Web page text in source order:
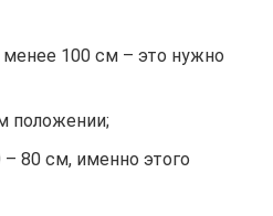
100 см – это нужно
положении;
80 см, именно этого